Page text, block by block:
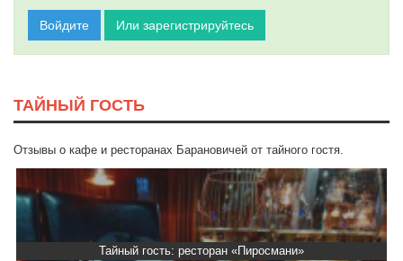
Войдите Или зарегистрируйтесь
ТАЙНЫЙ ГОСТЬ
Отзывы о кафе и ресторанах Барановичей от тайного гостя.
Тайный гость: ресторан «Пиросмани»